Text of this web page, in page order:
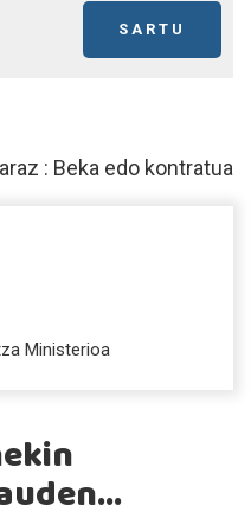
SARTU
: Beka edo kontratua
Ministerioa